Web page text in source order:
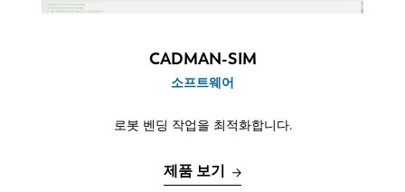
CADMAN-SIM
소프트웨어
로봇 벤딩 작업을 최적화합니다.
제품 보기